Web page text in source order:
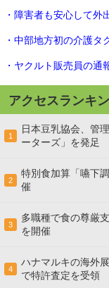
・障害者も安心して
・中部地方初の介護タ
・ヤクルト販売員の通
アクセスランキ
1
日本豆乳協会、管
ーターズ」を発足
2
特別食加算「嚥下
催
3
多職種で食の尊厳
を開催
4
ハナマルキの海外
で特許査定を受領